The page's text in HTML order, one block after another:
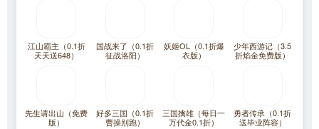
江山霸主（0.1折
天天送648）
国战来了（0.1折
征战洛阳）
妖姬OL（0.1折爆
衣版）
少年西游记（3.5
折焰金免费版）
先生请出山（免费
版）
好多三国（0.1折
曹操别跑）
三国擒雄（每日一
万代金0.1折）
勇者传承（0.1折
送毕业阵容）